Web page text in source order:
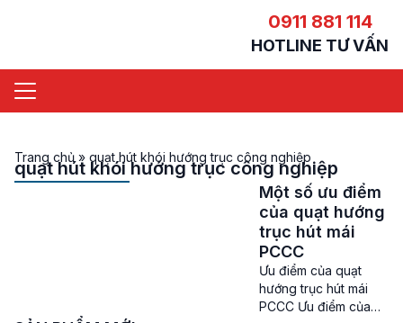
0911 881 114
HOTLINE TƯ VẤN
Trang chủ » quạt hút khói hướng trục công nghiệp
quạt hút khói hướng trục công nghiệp
Một số ưu điểm
của quạt hướng
trục hút mái
PCCC
Ưu điểm của quạt
hướng trục hút mái
PCCC Ưu điểm của